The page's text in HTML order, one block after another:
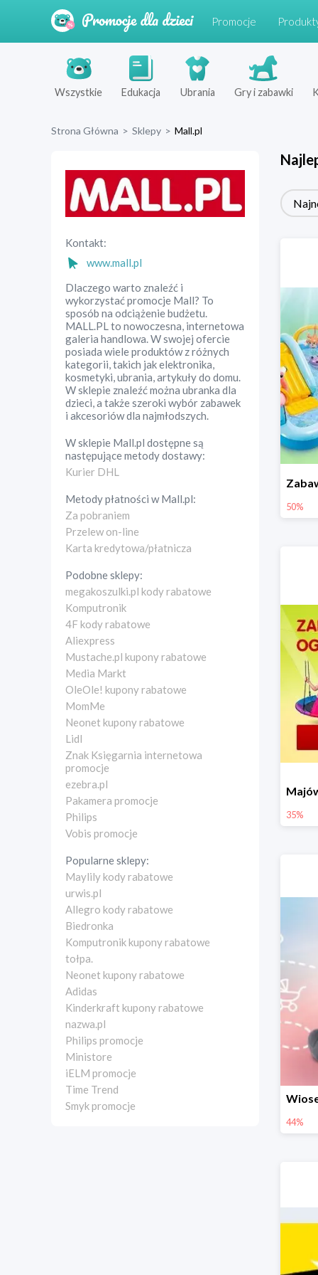
Promocje
Wszystkie Edukacja Ubrania Gry i zabawki
Strona Główna > Sklepy > Mall.pl
Kontakt:
www.mall.pl
Dlaczego warto znaleźć i
wykorzystać promocje Mall? To
sposób na odciążenie budżetu.
MALL.PL to nowoczesna, internetowa
galeria handlowa. W swojej ofercie
posiada wiele produktów z różnych
kategorii, takich jak elektronika,
kosmetyki, ubrania, artykuły do domu.
W sklepie znaleźć można ubranka dla
dzieci, a także szeroki wybór zabawek
i akcesoriów dla najmłodszych.
W sklepie Mall.pl dostępne są
następujące metody dostawy:
Kurier DHL
Metody płatności wMall.pl:
Za pobraniem
Przelew on-line
Karta kredytowa/płatnicza
Podobne sklepy:
megakoszulki.pl kody rabatowe
Komputronik
4F kody rabatowe
Aliexpress
Mustache.pl kupony rabatowe
Media Markt
OleOle! kupony rabatowe
MomMe
Neonet kupony rabatowe
Lidl
Znak Księgarnia internetowa
promocje
ezebra.pl
Pakamera promocje
Philips
Vobis promocje
Popularne sklepy:
Maylily kody rabatowe
urwis.pl
Allegro kody rabatowe
Biedronka
Komputronik kupony rabatowe
tołpa.
Neonet kupony rabatowe
Adidas
Kinderkraft kupony rabatowe
nazwa.pl
Philips promocje
Ministore
iELM promocje
Time Trend
Smyk promocje
50%
35%
44%